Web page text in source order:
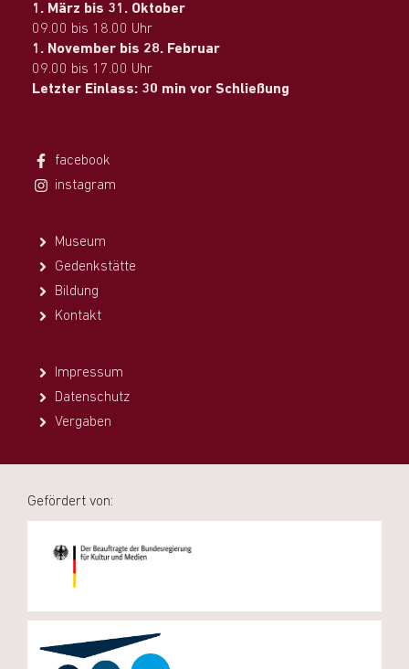
1. März bis 31. Oktober
09.00 bis 18.00 Uhr
1. November bis 28. Februar
09.00 bis 17.00 Uhr
Letzter Einlass: 30 min vor Schließung
facebook
instagram
Museum
Gedenkstätte
Bildung
Kontakt
Impressum
Datenschutz
Vergaben
Gefördert von: